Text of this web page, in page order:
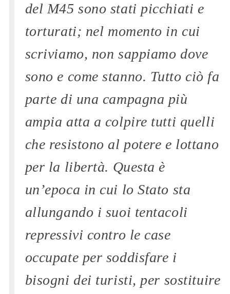
del M45 sono stati picchiati e
torturati; nel momento in cui
scriviamo, non sappiamo dove
sono e come stanno. Tutto ciò fa
parte di una campagna più
ampia atta a colpire tutti quelli
che resistono al potere e lottano
per la libertà. Questa è
un’epoca in cui lo Stato sta
allungando i suoi tentacoli
repressivi contro le case
occupate per soddisfare i
bisogni dei turisti, per sostituire